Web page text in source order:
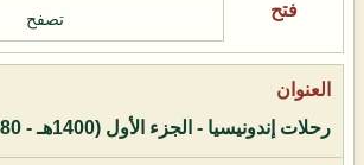
تصفح
رحلات إندونيسيا - الجزء الأول (1400هـ - 1980م)